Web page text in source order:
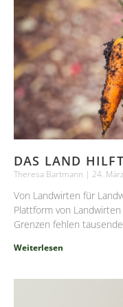
DAS LAND HILFT
Theresa Bartmann 24.
Von Landwirten für
Plattform von
Grenzen fehlen
Weiterlesen